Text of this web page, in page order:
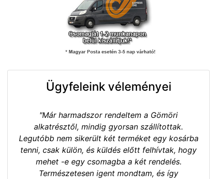
Ügyfeleink véleményei
"Már harmadszor rendeltem a Gömöri
alkatrésztől, mindig gyorsan szállítottak.
Legutóbb nem sikerült két terméket egy kosárba
tenni, csak külön, és küldés előtt felhívtak, hogy
mehet -e egy csomagba a két rendelés.
Természetesen igent mondtam, és így